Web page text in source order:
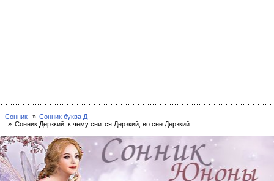
Сонник
Сонник буква Д
Сонник Дерзкий, к чему снится Дерзкий, во сне Дерзкий